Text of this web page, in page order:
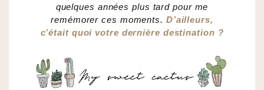
quelques années plus tard pour me
remémorer ces moments. D’ailleurs,
c’était quoi votre dernière destination ?